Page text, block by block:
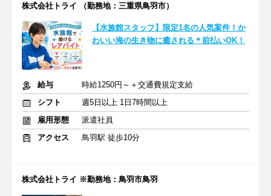
株式会社トライ （勤務地：三重県鳥羽市）
【水族館スタッフ】限定1名の人気案件！か
わいい海の生き物に癒される＊前払いOK！
給与
時給1250円～＋交通費規定支給
シフト
週5日以上 1日7時間以上
雇用形態
派遣社員
アクセス
鳥羽駅 徒歩10分
株式会社トライ ※勤務地：鳥羽市鳥羽